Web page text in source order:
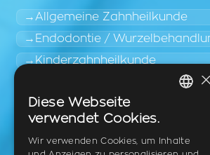
Allgemeine Zahnheilkunde
Endodontie /
Kinderzahnheilkunde
Pylaia
Triadi
ENGLISH
×
Diese Webseite
verwendet Cookies.
Wir verwenden Cookies, um Inhalte